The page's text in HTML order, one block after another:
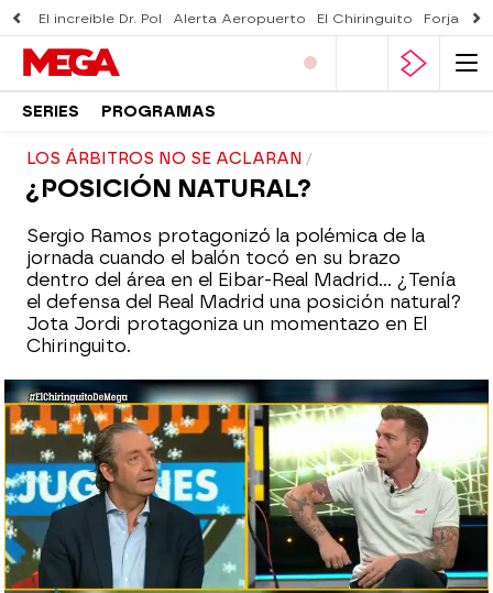
El increíble Dr. Pol Alerta Aeropuerto El Chiringuito Forjado
SERIES PROGRAMAS
LOS ÁRBITROS NO SE ACLARAN
¿POSICIÓN NATURAL?
Sergio Ramos protagonizó la polémica de la
jornada cuando el balón tocó en su brazo
dentro del área en el Eibar-Real Madrid... ¿Tenía
el defensa del Real Madrid una posición natural?
Jota Jordi protagoniza un momentazo en El
Chiringuito.
El Chiringuito
Madrid